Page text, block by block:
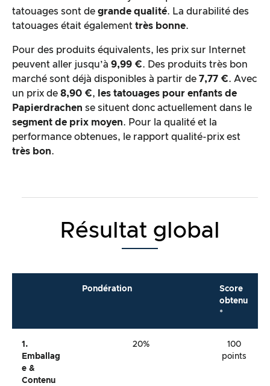
tatouages sont de grande qualité. La durabilité des
tatouages était également très bonne.
Pour des produits équivalents, les prix sur Internet
peuvent aller jusqu’à 9,99 €. Des produits très bon
marché sont déjà disponibles à partir de 7,77 €. Avec
un prix de 8,90 €,
les tatouages pour enfants de
Papierdrachen se situent donc actuellement dans le
segment de prix moyen. Pour la qualité et la
performance obtenues, le rapport qualité-prix est
très bon.
Résultat global
Pondération
Score
obtenu
*
1.
Emballag
E &
Contenu
20%
100
points